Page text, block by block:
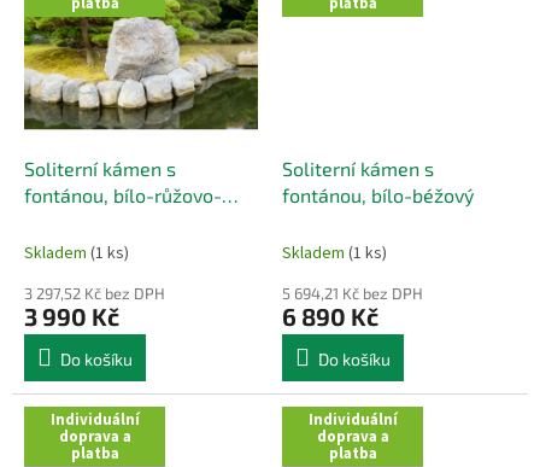
Soliterní kámen s
fontánou, bílo-růžovo-
Skladem (1 ks)
3 297,52 Kč bez DPH
3 990 Kč
Do košíku
Soliterní kámen s
fontánou, bílo-béžový
Skladem (1 ks)
5 694,21 Kč bez DPH
6 890 Kč
Do košíku
Individuální
doprava a
platba
Individuální
doprava a
platba